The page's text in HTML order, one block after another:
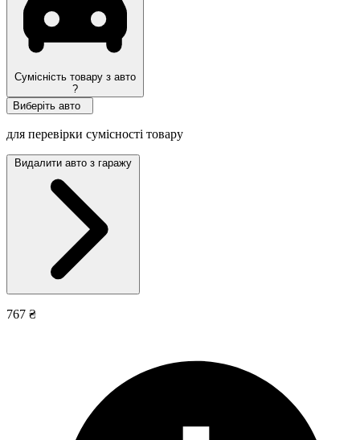
Сумісність товару з авто
?
Виберіть авто
для перевірки сумісності товару
Видалити авто з гаражу
767 ₴